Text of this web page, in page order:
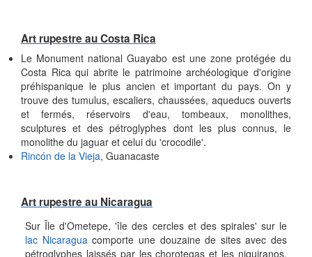
Art rupestre au Costa Rica
Le Monument national Guayabo est une zone protégée du
Costa Rica qui abrite le patrimoine archéologique d'origine
préhispanique le plus ancien et important du pays. On y
trouve des tumulus, escaliers, chaussées, aqueducs ouverts
et fermés, réservoirs d'eau, tombeaux, monolithes,
sculptures et des pétroglyphes dont les plus connus, le
monolithe du jaguar et celui du 'crocodile'.
Rincón de la Vieja, Guanacaste
Art rupestre au Nicaragua
Sur Île d'Ometepe, 'île des cercles et des spirales' sur le
lac Nicaragua comporte une douzaine de sites avec des
pétroglyphes laissés par les chorotegas et les niquiranos,